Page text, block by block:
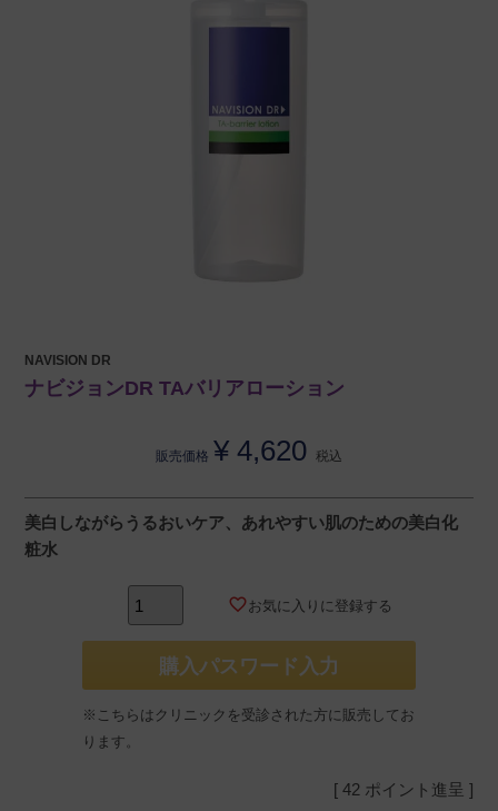
NAVISION DR
ナビジョンDR TAバリアローション
販売価格 ¥ 4,620 税込
美白しながらうるおいケア、あれやすい肌のための美白化
粧水
お気に入りに登録する
購入パスワード入力
※こちらはクリニックを受診された方に販売してお
ります。
[ 42 ポイント進呈 ]